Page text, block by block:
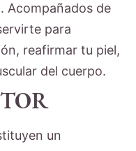
Acompañados de
para
reafirmar tu piel,
del cuerpo.
un